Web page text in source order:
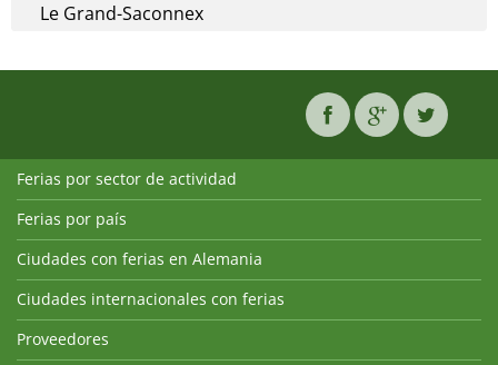
Le Grand-Saconnex
Ferias por sector de actividad
Ferias por país
Ciudades con ferias en Alemania
Ciudades internacionales con ferias
Proveedores